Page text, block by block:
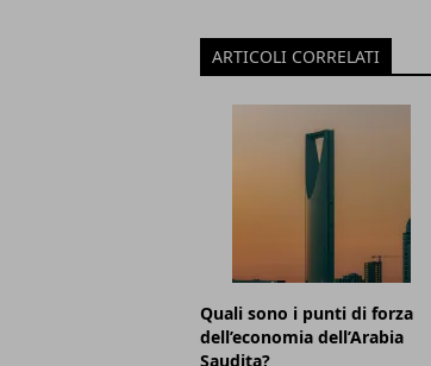
ARTICOLI CORRELATI
Quali sono i punti di forza
dell’economia dell’Arabia
Saudita?